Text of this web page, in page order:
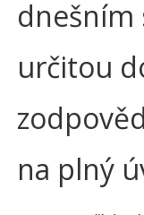
dnešním
určitou
na plný